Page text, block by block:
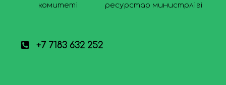
комитеті
ресурстар министрлігі
+7 7183 632 252